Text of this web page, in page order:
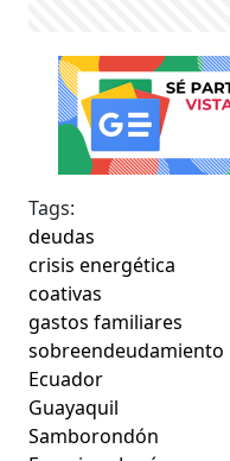
Tags:
deudas
crisis energética
coativas
gastos familiares
sobreendeudamiento
Ecuador
Guayaquil
Samborondón